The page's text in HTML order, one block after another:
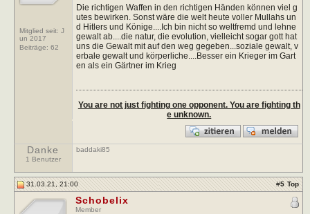
Mitglied seit: J
un 2017
Beiträge: 62
Die richtigen Waffen in den richtigen Händen können viel g
utes bewirken. Sonst wäre die welt heute voller Mullahs un
d Hitlers und Könige....Ich bin nicht so weltfremd und lehne
gewalt ab....die natur, die evolution, vielleicht sogar gott hat
uns die Gewalt mit auf den weg gegeben...soziale gewalt, v
erbale gewalt und körperliche....Besser ein Krieger im Gart
en als ein Gärtner im Krieg
You are not just fighting one opponent. You are fighting th
e unknown.
Danke
1 Benutzer
baddaki85
31.03.21, 21:00 #5 Top
Schobelix
Member